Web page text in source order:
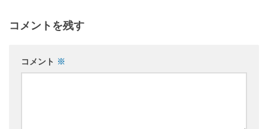
コメントを残す
コメント ※